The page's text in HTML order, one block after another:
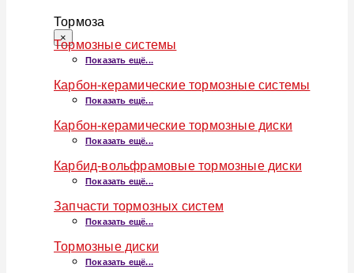
Тормоза
×
Тормозные системы
Показать ещё...
Карбон-керамические тормозные системы
Показать ещё...
Карбон-керамические тормозные диски
Показать ещё...
Карбид-вольфрамовые тормозные диски
Показать ещё...
Запчасти тормозных систем
Показать ещё...
Тормозные диски
Показать ещё...